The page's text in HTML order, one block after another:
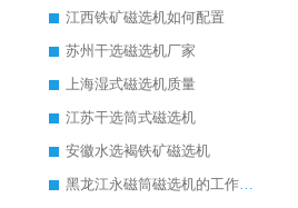
江西铁矿磁选机如何配置
苏州干选磁选机厂家
上海湿式磁选机质量
江苏干选筒式磁选机
安徽水选褐铁矿磁选机
黑龙江永磁筒磁选机的工作原理